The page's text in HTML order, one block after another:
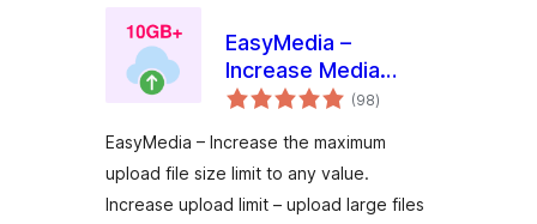
EasyMedia –
Increase Media
Upload File Size |
Limit | Increase
Execution Time
(98個
の
価
)
EasyMedia – Increase the maximum
upload file size limit to any value.
Increase upload limit – upload large files